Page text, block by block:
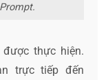
thực hiện.
trực tiếp đến